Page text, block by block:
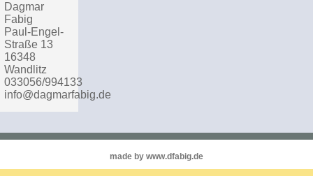
Dagmar
Fabig
Paul-Engel-
Straße 13
16348
Wandlitz
033056/994133
info@dagmarfabig.de
made by www.dfabig.de